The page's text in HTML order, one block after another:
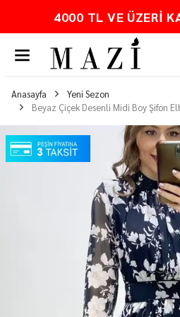
4000 TL VE ÜZERI
Anasayfa
Yeni Sezon
Beyaz Çiçek Desenli Midi Boy Şifon